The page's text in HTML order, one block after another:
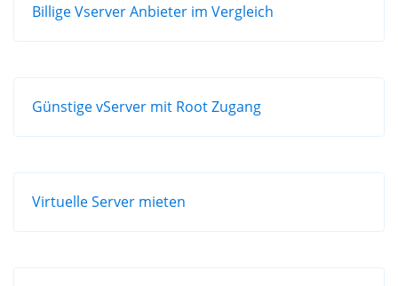
Billige Vserver Anbieter im Vergleich
Günstige vServer mit Root Zugang
Virtuelle Server mieten